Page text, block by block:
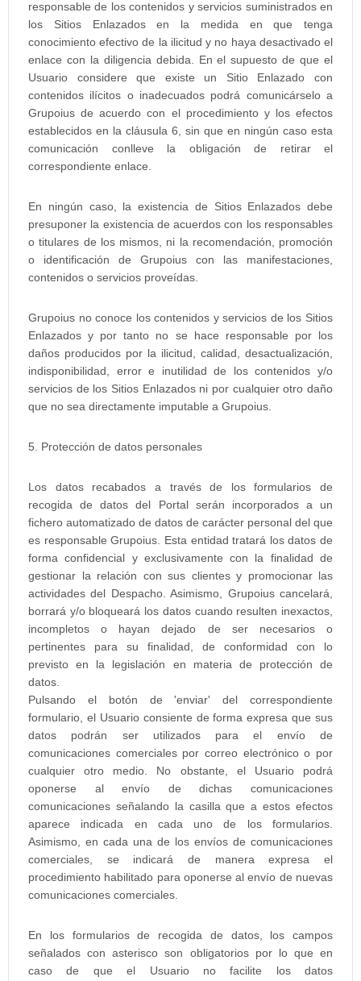
responsable de los contenidos y servicios suministrados en
los Sitios Enlazados en la medida en que tenga
conocimiento efectivo de la ilicitud y no haya desactivado el
enlace con la diligencia debida. En el supuesto de que el
Usuario considere que existe un Sitio Enlazado con
contenidos ilícitos o inadecuados podrá comunicárselo a
Grupoius de acuerdo con el procedimiento y los efectos
establecidos en la cláusula 6, sin que en ningún caso esta
comunicación conlleve la obligación de retirar el
correspondiente enlace.
En ningún caso, la existencia de Sitios Enlazados debe
presuponer la existencia de acuerdos con los responsables
o titulares de los mismos, ni la recomendación, promoción
o identificación de Grupoius con las manifestaciones,
contenidos o servicios proveídas.
Grupoius no conoce los contenidos y servicios de los Sitios
Enlazados y por tanto no se hace responsable por los
daños producidos por la ilicitud, calidad, desactualización,
indisponibilidad, error e inutilidad de los contenidos y/o
servicios de los Sitios Enlazados ni por cualquier otro daño
que no sea directamente imputable a Grupoius.
5. Protección de datos personales
Los datos recabados a través de los formularios de
recogida de datos del Portal serán incorporados a un
fichero automatizado de datos de carácter personal del que
es responsable Grupoius. Esta entidad tratará los datos de
forma confidencial y exclusivamente con la finalidad de
gestionar la relación con sus clientes y promocionar las
actividades del Despacho. Asimismo, Grupoius cancelará,
borrará y/o bloqueará los datos cuando resulten inexactos,
incompletos o hayan dejado de ser necesarios o
pertinentes para su finalidad, de conformidad con lo
previsto en la legislación en materia de protección de
datos.
Pulsando el botón de 'enviar' del correspondiente
formulario, el Usuario consiente de forma expresa que sus
datos podrán ser utilizados para el envío de
comunicaciones comerciales por correo electrónico o por
cualquier otro medio. No obstante, el Usuario podrá
oponerse al envío de dichas comunicaciones
comunicaciones señalando la casilla que a estos efectos
aparece indicada en cada uno de los formularios.
Asimismo, en cada una de los envíos de comunicaciones
comerciales, se indicará de manera expresa el
procedimiento habilitado para oponerse al envío de nuevas
comunicaciones comerciales.
En los formularios de recogida de datos, los campos
señalados con asterisco son obligatorios por lo que en
caso de que el Usuario no facilite los datos